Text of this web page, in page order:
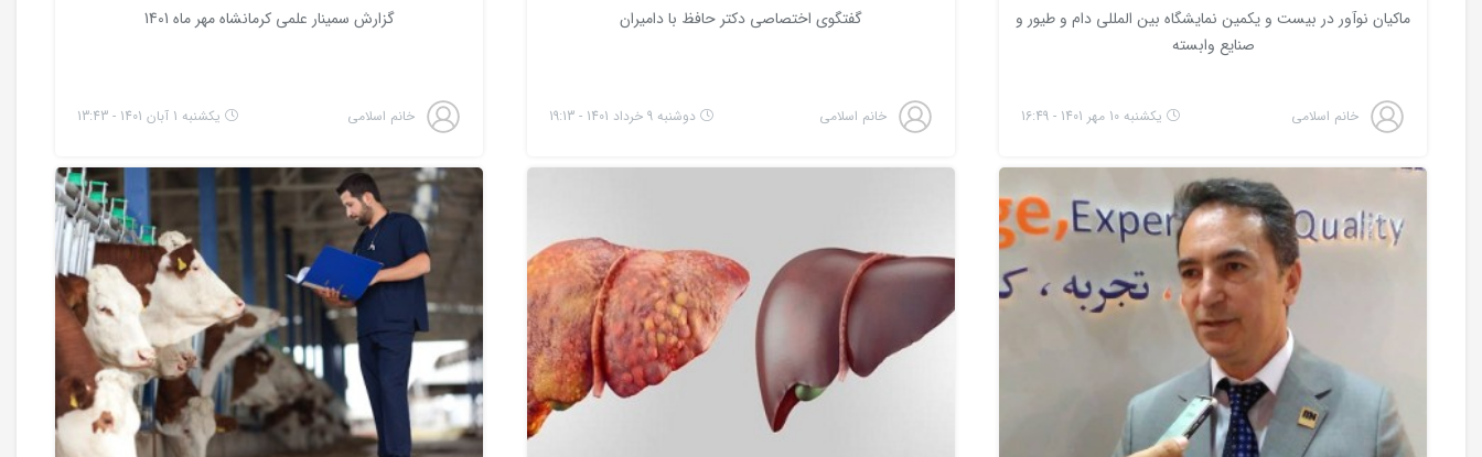
ماكيان نوآور در بيست و يكمين نمايشگاه بين المللى دام و طيور و
صنايع وابسته
خانم اسلامی یکشنبه 10 مهر 1401 - 16:49
گفتگوی اختصاصی دکتر حافظ با دامیران
خانم اسلامی دوشنبه 9 خرداد 1401 - 19:13
گزارش سمینار علمی کرمانشاه مهر ماه 1401
خانم اسلامی یکشنبه 1 آبان 1401 - 13:43